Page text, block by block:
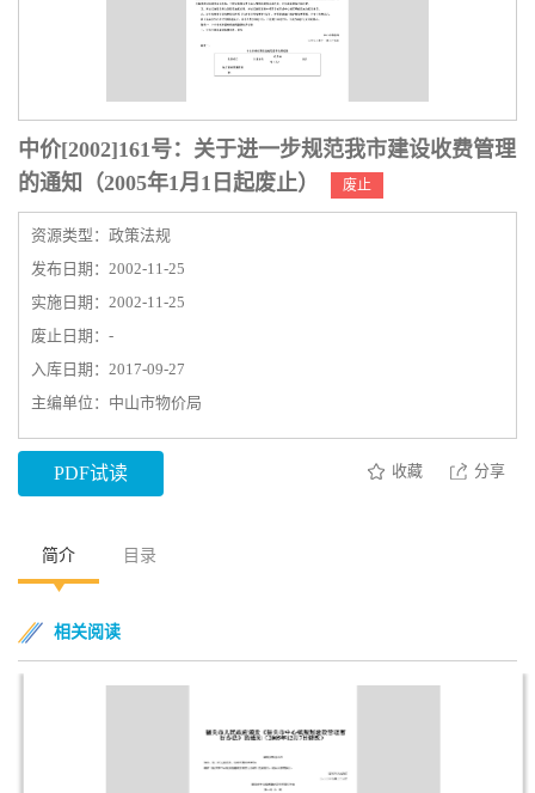
中价[2002]161号：关于进一步规范我市建设收费管理
的通知（2005年1月1日起废止）
废止
资源类型：政策法规
发布日期：2002-11-25
实施日期：2002-11-25
废止日期：-
入库日期：2017-09-27
主编单位：中山市物价局
PDF试读 收藏 分享
简介 目录
相关阅读